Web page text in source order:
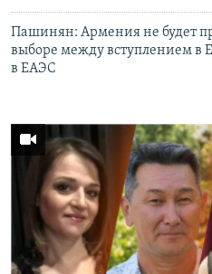
Пашинян: Армения не будет
выборе между вступлением в
в ЕАЭС